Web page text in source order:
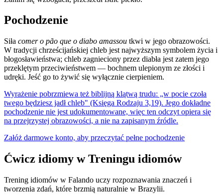
Pochodzenie
Siła comer o pão que o diabo amassou tkwi w jego obrazowości.
W tradycji chrześcijańskiej chleb jest najwyższym symbolem życia i
błogosławieństwa; chleb zagnieciony przez diabła jest zatem jego
przeklętym przeciwieństwem — bochnem ulepionym ze złości i
udręki. Jeść go to żywić się wyłącznie cierpieniem.
Wyrażenie pobrzmiewa też biblijną klątwą trudu: „w pocie czoła
twego będziesz jadł chleb" (Księga Rodzaju 3,19). Jego dokładne
pochodzenie nie jest udokumentowane, więc ten odczyt opiera się
na przejrzystej obrazowości, a nie na zapisanym źródle.
Załóż darmowe konto, aby przeczytać pełne pochodzenie
Ćwicz idiomy w Treningu idiomów
Trening idiomów w Falando uczy rozpoznawania znaczeń i
tworzenia zdań, które brzmią naturalnie w Brazylii.